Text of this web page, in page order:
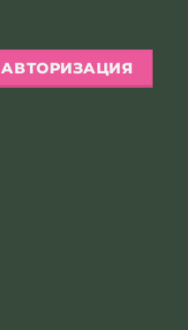
АВТОРИЗАЦИЯ